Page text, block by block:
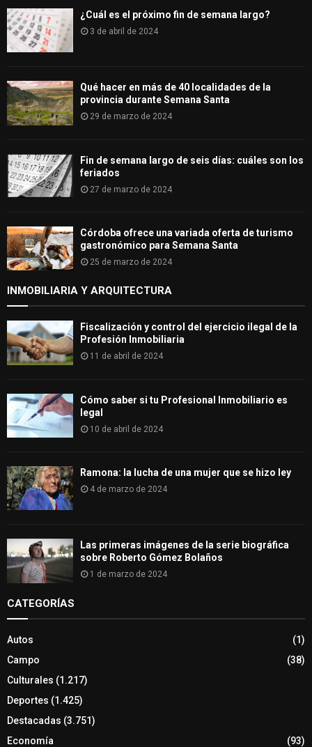
¿Cuál es el próximo fin de semana largo?
3 de abril de 2024
Qué hacer en más de 40 localidades de la
provincia durante Semana Santa
29 de marzo de 2024
Fin de semana largo de seis días: cuáles son los
feriados
27 de marzo de 2024
Córdoba ofrece una variada oferta de turismo
gastronómico para Semana Santa
25 de marzo de 2024
INMOBILIARIA Y ARQUITECTURA
Fiscalización y control del ejercicio ilegal de la
Profesión Inmobiliaria
11 de abril de 2024
Cómo saber si tu Profesional Inmobiliario es
legal
10 de abril de 2024
Ramona: la lucha de una mujer que se hizo ley
4 de marzo de 2024
Las primeras imágenes de la serie biográfica
sobre Roberto Gómez Bolaños
1 de marzo de 2024
CATEGORÍAS
Autos
(1)
Campo
(38)
Culturales (1.217)
Deportes (1.425)
Destacadas (3.751)
Economía
(93)